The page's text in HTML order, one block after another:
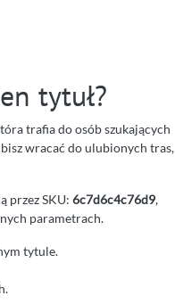
tytuł?
trafia do osób szukających
wracać do ulubionych tras,
przez SKU: 6c7d6c4c76d9,
parametrach.
tytule.